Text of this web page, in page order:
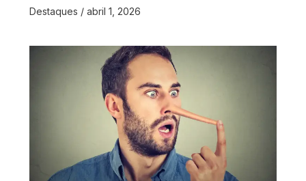
Destaques / abril 1, 2026